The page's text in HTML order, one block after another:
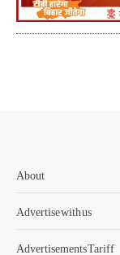
About
Advertise with us
Advertisements Tariff